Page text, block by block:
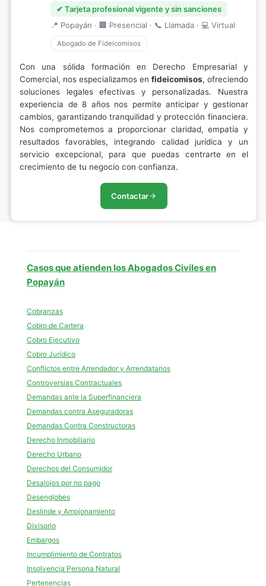
✔ Tarjeta profesional vigente y sin sanciones
📍 Popayán · 🏢 Presencial · 📞 Llamada · 💻 Virtual
Abogado de Fideicomisos
Con una sólida formación en Derecho Empresarial y
Comercial, nos especializamos en fideicomisos, ofreciendo
soluciones legales efectivas y personalizadas. Nuestra
experiencia de 8 años nos permite anticipar y gestionar
cambios, garantizando tranquilidad y protección financiera.
Nos comprometemos a proporcionar claridad, empatía y
resultados favorables, integrando calidad jurídica y un
servicio excepcional, para que puedas centrarte en el
crecimiento de tu negocio con confianza.
Contactar
Casos que atienden los Abogados Civiles en
Popayán
Cobranzas
Cobro de Cartera
Cobro Ejecutivo
Cobro Jurídico
Conflictos entre Arrendador y Arrendatarios
Controversias Contractuales
Demandas ante la Superfinanciera
Demandas contra Aseguradoras
Demandas Contra Constructoras
Derecho Inmobiliario
Derecho Urbano
Derechos del Consumidor
Desalojos por no pago
Desenglobes
Deslinde y Amojonamiento
Divisorio
Embargos
Incumplimiento de Contratos
Insolvencia Persona Natural
Pertenencias